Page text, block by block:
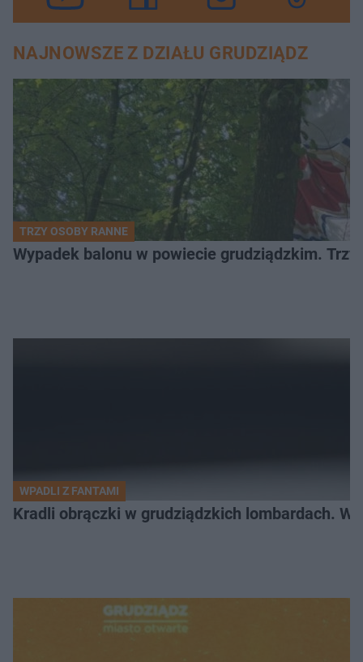
NAJNOWSZE Z DZIAŁU GRUDZIĄDZ
TRZY OSOBY RANNE
Wypadek balonu w powiecie grudziądzkim.
WPADLI Z FANTAMI
Kradli obrączki w grudziądzkich lombardach.